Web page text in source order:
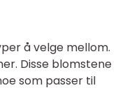
å velge mellom.
Disse blomstene
som passer til